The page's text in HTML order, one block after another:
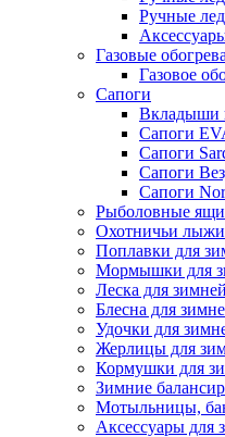
Ручные
Газовые
Газовое
Сапоги
Вкладыши
Сапоги
Сапоги
Сапоги
Сапоги
Рыболовные
Охотничьи лыжи
Поплавки для
Мормышки для
Леска для
Блесна для
Удочки для
Жерлицы для
Кормушки для
Зимние
Мотыльницы,
Аксессуары для